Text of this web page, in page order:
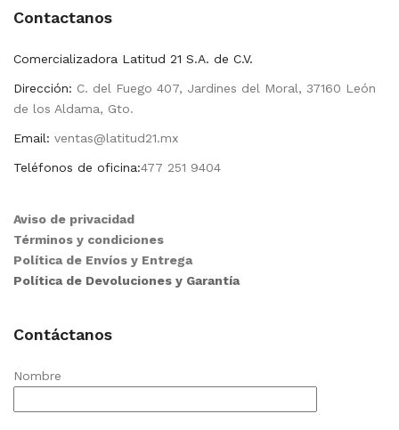
Contactanos
Comercializadora Latitud 21 S.A. de C.V.
Dirección: C. del Fuego 407, Jardines del Moral, 37160 León
de los Aldama, Gto.
Email: ventas@latitud21.mx
Teléfonos de oficina:477 251 9404
Aviso de privacidad
Términos y condiciones
Política de Envíos y Entrega
Política de Devoluciones y Garantía
Contáctanos
Nombre